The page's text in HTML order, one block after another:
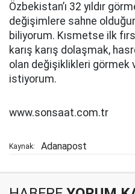
Özbekistan’ı 32 yıldır
değişimlere sahne
biliyorum. Kısmetse ilk
karış karış dolaşmak,
olan değişiklikleri görmek
istiyorum.
www.sonsaat.com.tr
Kaynak: Adanapost